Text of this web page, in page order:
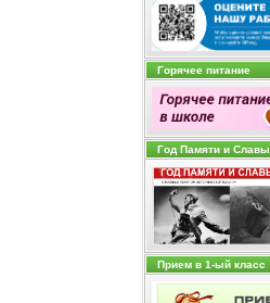
Горячее питание
Год Памяти и Cлавы
Прием в 1-ый класс